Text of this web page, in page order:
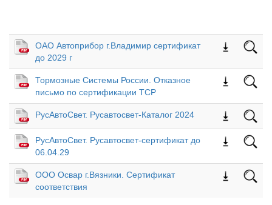
ОАО Автоприбор г.Владимир сертификат
до 2029 г
Тормозные Системы России. Отказное
письмо по сертификации ТСР
РусАвтоСвет. Русавтосвет-Каталог 2024
РусАвтоСвет. Русавтосвет-сертификат до
06.04.29
ООО Освар г.Вязники. Сертификат
соответствия